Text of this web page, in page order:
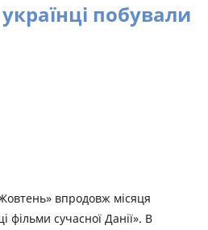
побували
впродовж місяця
фільми сучасної Данії». В